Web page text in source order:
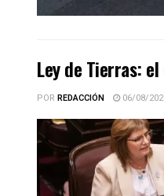
Ley de Tierras:
POR REDACCIÓN 06/08/